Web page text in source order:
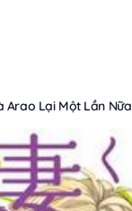
Arao Lại Một Lần Nữa